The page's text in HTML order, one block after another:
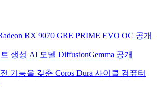
RX 9070 GRE PRIME EVO OC 공개
생성 AI 모델 DiffusionGemma 공개
기능을 갖춘 Coros Dura 사이클 컴퓨터